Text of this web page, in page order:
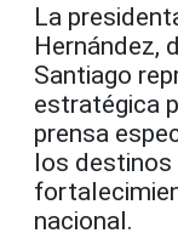
La
Hernández,
Santiago
estratégica
prensa
los destinos
nacional.